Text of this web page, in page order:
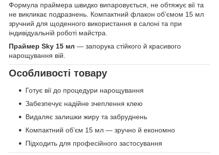
Формула праймера швидко випаровується, не обтяжує вії та
не викликає подразнень. Компактний флакон об’ємом 15 мл
зручний для щоденного використання в салоні та при
індивідуальній роботі майстра.
Праймер Sky 15 мл — запорука стійкого й красивого
нарощування вій.
Особливості товару
Готує вії до процедури нарощування
Забезпечує надійне зчеплення клею
Видаляє залишки жиру та забруднень
Компактний об’єм 15 мл — зручно й економно
Підходить для професійного застосування